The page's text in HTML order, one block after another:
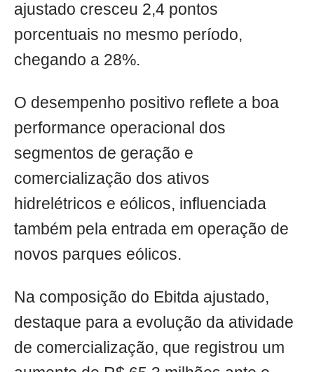
ajustado cresceu 2,4 pontos
porcentuais no mesmo período,
chegando a 28%.
O desempenho positivo reflete a boa
performance operacional dos
segmentos de geração e
comercialização dos ativos
hidrelétricos e eólicos, influenciada
também pela entrada em operação de
novos parques eólicos.
Na composição do Ebitda ajustado,
destaque para a evolução da atividade
de comercialização, que registrou um